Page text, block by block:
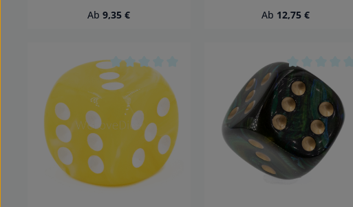
Wegen verschluckbarer
Regulärer Preis:
Ab9,35 €
Kleinteile nicht für Kinder unter
Regulärer Preis:
Ab 12,75 €
Durchschnittliche Bewertung von 0 von 5